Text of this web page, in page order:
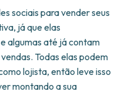
sociais para vender seus
já que elas
algumas até já contam
Todas elas podem
lojista, então leve isso
montando a sua